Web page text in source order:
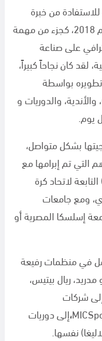
من خبرة
2018، كجزء من مهمة
على صناعة
لقد كان نجاحاً كبيراً،
بواسطة
والدوريات و
يوم.
بشكل متواصل،
التي تم إبرامها مع
لاتحاد كرة
ومع جامعات
إسلسكا المصرية أو
في منظمات رفيعة
ريال بيتيس،
شركات
،إلى دوريات
نفسها.